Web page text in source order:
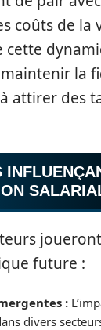
coûts de la
cette
la
attirer des
future :
:
divers